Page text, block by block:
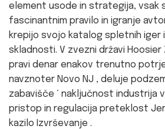
element usode in strategija, vsak
fascinantnim pravilo in igranje
krepijo svojo katalog spletnih iger
skladnosti. V zvezni državi Hoosier
pravi denar enakov trenutno
navznoter Novo NJ , deluje
zabavišče ‘ naključnost industrija
pristop in regulacija preteklost
kazilo Izvrševanje .